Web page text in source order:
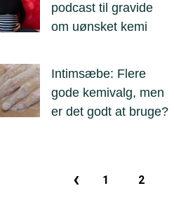
podcast til gravide
om uønsket kemi
Intimsæbe: Flere
gode kemivalg, men
er det godt at bruge?
‹ Side
1
Side
2